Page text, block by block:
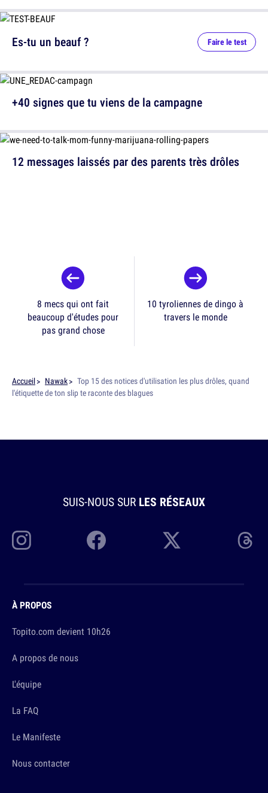
12 messages laissés par des parents très drôles
Es-tu un beauf ? Faire le test
+40 signes que tu viens de la campagne
8 mecs qui ont fait
beaucoup d'études pour
pas grand chose
10 tyroliennes de dingo à
travers le monde
Accueil Nawak
Top 15 des notices d'utilisation les plus drôles, quand
l'étiquette de ton slip te raconte des blagues
SUIS-NOUS SUR LES RÉSEAUX
À PROPOS
Topito.com devient 10h26
A propos de nous
L'équipe
La FAQ
Le Manifeste
Nous contacter